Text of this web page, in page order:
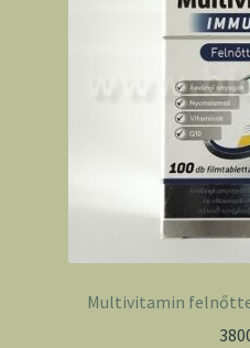
Multivitamin